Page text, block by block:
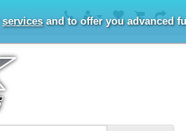
servicesand to offer you advanced